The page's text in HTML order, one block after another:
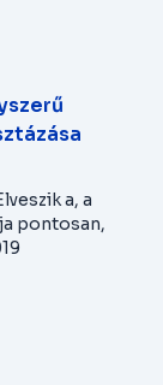
a, a
pontosan,